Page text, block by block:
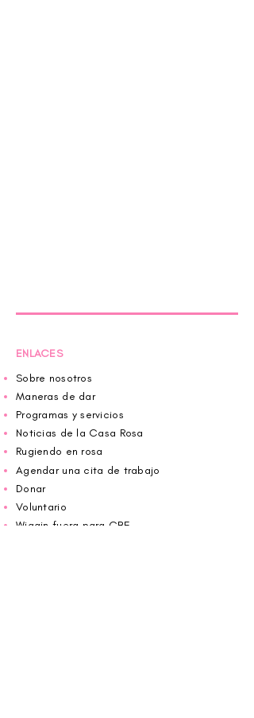
ENLACES
Sobre nosotros
Maneras de dar
Programas y servicios
Noticias de la Casa Rosa
Rugiendo en rosa
Agendar una cita de trabajo
Donar
Voluntario
Wiggin fuera para CBF